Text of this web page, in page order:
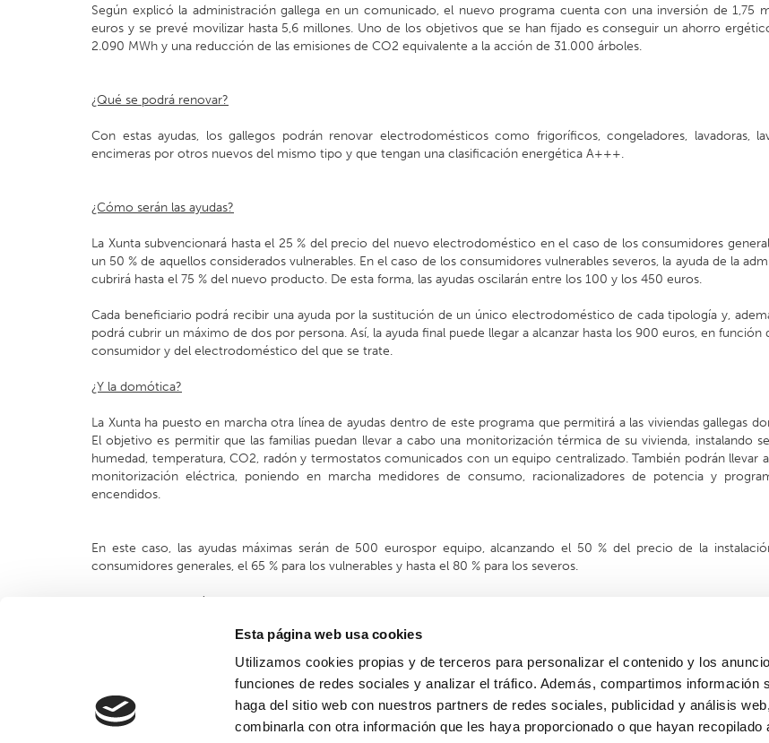
Esta página web usa cookies
Utilizamos cookies propias y de terceros para personalizar el contenido y los
funciones de redes sociales y analizar el tráfico. Además, compartimos información
haga del sitio web con nuestros partners de redes sociales, publicidad y análisis
combinarla con otra información que les haya proporcionado o que hayan recopilado
Según explicó la administración gallega en un comunicado, el nuevo programa cuenta con una inversión de 1,75
euros y se prevé movilizar hasta 5,6 millones. Uno de los objetivos que se han fijado es conseguir un ahorro
2.090 MWh y una reducción de las emisiones de CO2 equivalente a la acción de 31.000 árboles.
¿Qué se podrá renovar?
Con estas ayudas, los gallegos podrán renovar electrodomésticos como frigoríficos, congeladores, lavadoras,
encimeras por otros nuevos del mismo tipo y que tengan una clasificación energética A+++.
¿Cómo serán las ayudas?
La Xunta subvencionará hasta el 25 % del precio del nuevo electrodoméstico en el caso de los consumidores
un 50 % de aquellos considerados vulnerables. En el caso de los consumidores vulnerables severos, la ayuda de la
cubrirá hasta el 75 % del nuevo producto. De esta forma, las ayudas oscilarán entre los 100 y los 450 euros.
Cada beneficiario podrá recibir una ayuda por la sustitución de un único electrodoméstico de cada tipología y,
podrá cubrir un máximo de dos por persona. Así, la ayuda final puede llegar a alcanzar hasta los 900 euros, en función
consumidor y del electrodoméstico del que se trate.
¿Y la domótica?
La Xunta ha puesto en marcha otra línea de ayudas dentro de este programa que permitirá a las viviendas gallegas
El objetivo es permitir que las familias puedan llevar a cabo una monitorización térmica de su vivienda, instalando
humedad, temperatura, CO2, radón y termostatos comunicados con un equipo centralizado. También podrán llevar
monitorización eléctrica, poniendo en marcha medidores de consumo, racionalizadores de potencia y
encendidos.
En este caso, las ayudas máximas serán de 500 eurospor equipo, alcanzando el 50 % del precio de la
consumidores generales, el 65 % para los vulnerables y hasta el 80 % para los severos.
Las ayudas se podrán tramitar directamente en el lugar en el que se adquiere el aparato siempre que estas tengan
la venta de electrodomésticos o empresas de instalación de baja tensión, instalaciones térmicas o proveedoras de
VOLVER AL LISTADO